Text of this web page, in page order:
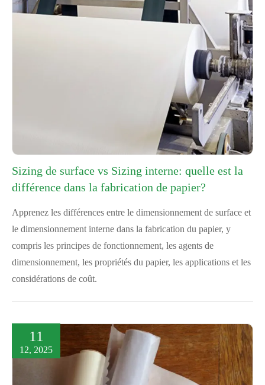
Sizing de surface vs Sizing interne: quelle est la
différence dans la fabrication de papier?
Apprenez les différences entre le dimensionnement de surface et
le dimensionnement interne dans la fabrication du papier, y
compris les principes de fonctionnement, les agents de
dimensionnement, les propriétés du papier, les applications et les
considérations de coût.
11
12, 2025